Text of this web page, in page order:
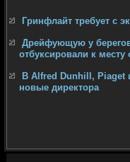
Гринфлайт требует с
Дрейфующую у
отбуксировали к
В Alfred Dunhill, Piaget
новые директора